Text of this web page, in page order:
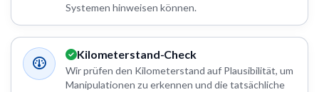
Systemen hinweisen können.
Kilometerstand-Check
Wir prüfen den Kilometerstand auf Plausibilität, um
Manipulationen zu erkennen und die tatsächliche